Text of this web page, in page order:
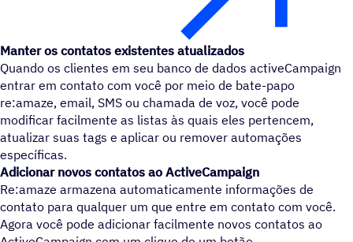
Manter os contatos existentes atualizados
Quando os clientes em seu banco de dados activeCampaign
entrar em contato com você por meio de bate-papo
re:amaze, email, SMS ou chamada de voz, você pode
modificar facilmente as listas às quais eles pertencem,
atualizar suas tags e aplicar ou remover automações
específicas.
Adicionar novos contatos ao ActiveCampaign
Re:amaze armazena automaticamente informações de
contato para qualquer um que entre em contato com você.
Agora você pode adicionar facilmente novos contatos ao